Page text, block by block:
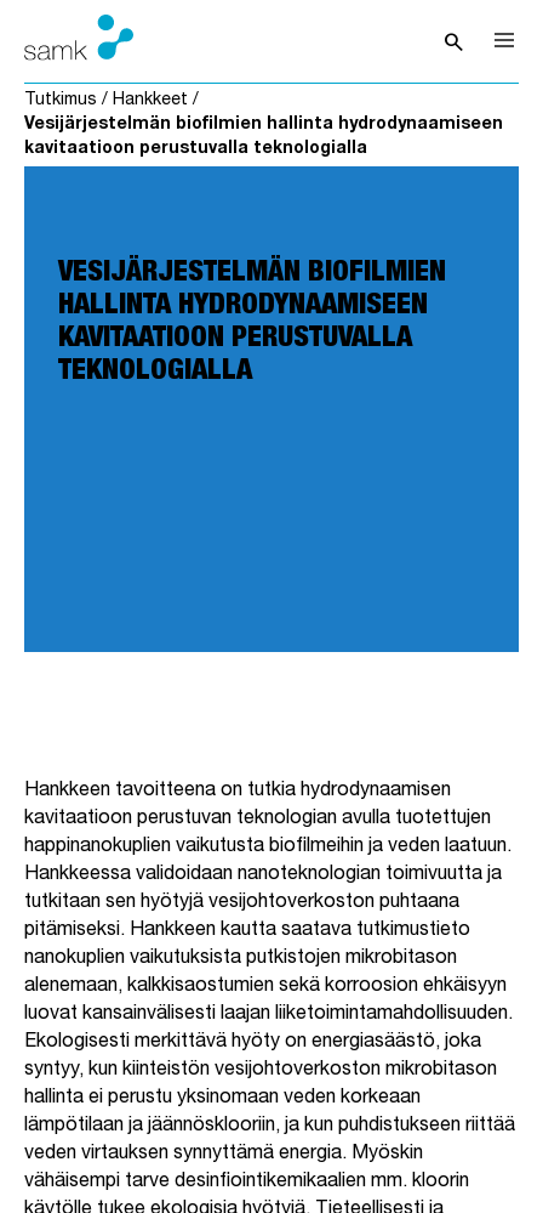
Siirry sisältöön
searchAvaa haku
Tutkimus / Hankkeet /
Vesijärjestelmän biofilmien hallinta hydrodynaamiseen
kavitaatioon perustuvalla teknologialla
VESIJÄRJESTELMÄN BIOFILMIEN
HALLINTA HYDRODYNAAMISEEN
KAVITAATIOON PERUSTUVALLA
TEKNOLOGIALLA
Hankkeen tavoitteena on tutkia hydrodynaamisen
kavitaatioon perustuvan teknologian avulla tuotettujen
happinanokuplien vaikutusta biofilmeihin ja veden laatuun.
Hankkeessa validoidaan nanoteknologian toimivuutta ja
tutkitaan sen hyötyjä vesijohtoverkoston puhtaana
pitämiseksi. Hankkeen kautta saatava tutkimustieto
nanokuplien vaikutuksista putkistojen mikrobitason
alenemaan, kalkkisaostumien sekä korroosion ehkäisyyn
luovat kansainvälisesti laajan liiketoimintamahdollisuuden.
Ekologisesti merkittävä hyöty on energiasäästö, joka
syntyy, kun kiinteistön vesijohtoverkoston mikrobitason
hallinta ei perustu yksinomaan veden korkeaan
lämpötilaan ja jäännösklooriin, ja kun puhdistukseen riittää
veden virtauksen synnyttämä energia. Myöskin
vähäisempi tarve desinfiointikemikaalien mm. kloorin